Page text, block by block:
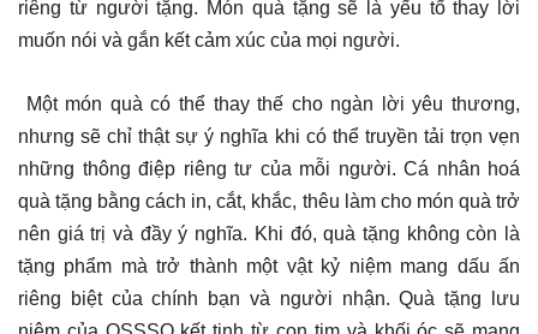
riêng từ người tặng. Món quà tặng sẽ là yếu tố thay lời
muốn nói và gắn kết cảm xúc của mọi người.
Một món quà có thể thay thế cho ngàn lời yêu thương,
nhưng sẽ chỉ thật sự ý nghĩa khi có thể truyền tải trọn vẹn
những thông điệp riêng tư của mỗi người. Cá nhân hoá
quà tặng bằng cách in, cắt, khắc, thêu làm cho món quà trở
nên giá trị và đầy ý nghĩa. Khi đó, quà tặng không còn là
tặng phẩm mà trở thành một vật kỷ niệm mang dấu ấn
riêng biệt của chính bạn và người nhận. Quà tặng lưu